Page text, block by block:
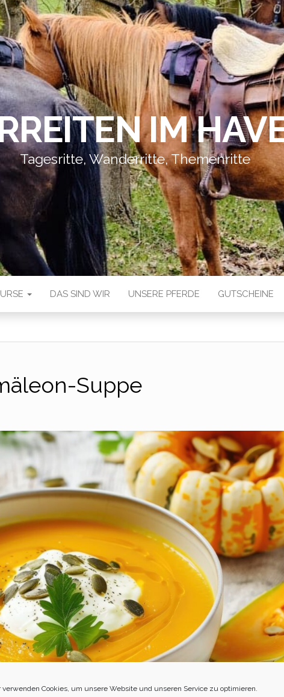
verwenden Cookies, um unsere Website und unseren Service zu optimieren.
IM
Tagesritte, Wanderritte, Themenritte
DAS SIND WIR UNSERE PFERDE GUTSCHEINE
Suppe